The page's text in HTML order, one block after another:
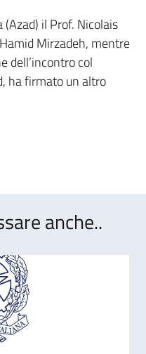
(Azad) il Prof. Nicolais
Mirzadeh, mentre
dell’incontro col
, ha firmato un altro
anche..